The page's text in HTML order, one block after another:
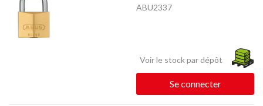
ABU2337
Voir le stock par dépôt
Se connecter